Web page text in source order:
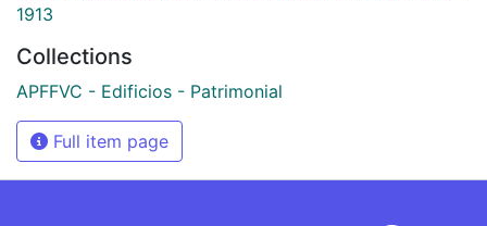
1913
Collections
APFFVC - Edificios - Patrimonial
Full item page